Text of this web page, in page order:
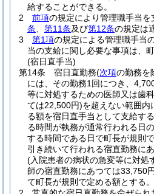
給することができる。
2
前項の規定により管理職手当を
条
第11条及び第12条の規定は
3
第1項の規定による管理職手当
当の支給に関し必要な事項は、
(宿日直手当)
第14条
宿日直勤務(次項の勤務を
には、その勤務1回につき、
等に対処するための医師又は歯
ては22,500円)を超えない範囲内
る額を宿日直手当として支給する
る時間が執務が通常行われる日
する時間である日で町長が規則
引き続いて行われる宿直勤務に
(入院患者の病状の急変等に対処
師の宿直勤務にあつては33,750
て町長が規則で定める額とする。